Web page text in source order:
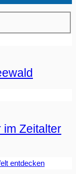
im Zeitalter